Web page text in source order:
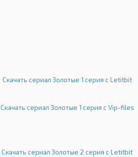
Скачать сериал Золотые 1 серия с Letitbit
Скачать сериал Золотые 1 серия с Vip-files
Скачать сериал Золотые 2 серия с Letitbit